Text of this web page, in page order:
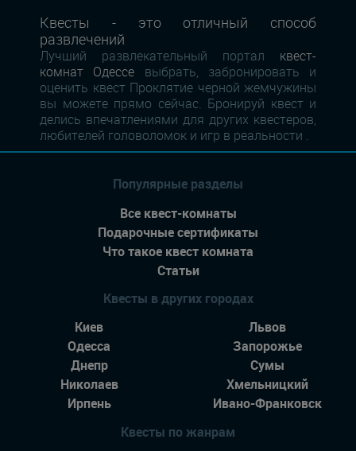
Квесты - это отличный способ
развлечений
Лучший развлекательный портал квест-
комнат Одессе выбрать, забронировать и
оценить квест Проклятие черной жемчужины
вы можете прямо сейчас. Бронируй квест и
делись впечатлениями для других квестеров,
любителей головоломок и игр в реальности .
Популярные разделы
Все квест-комнаты
Подарочные сертификаты
Что такое квест комната
Статьи
Квесты в других городах
Киев
Львов
Одесса
Запорожье
Днепр
Сумы
Николаев
Хмельницкий
Ирпень
Ивано-Франковск
Квесты по жанрам